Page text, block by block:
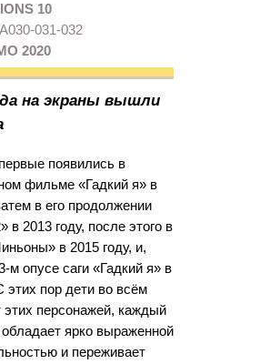
10
031-032
2020
на экраны вышли
появились в
фильме «Гадкий я» в
в его продолжении
в 2013 году, после этого в
в 2015 году, и,
м опусе саги «Гадкий я» в
этих пор дети во всём
этих персонажей, каждый
ярко выраженной
и переживает